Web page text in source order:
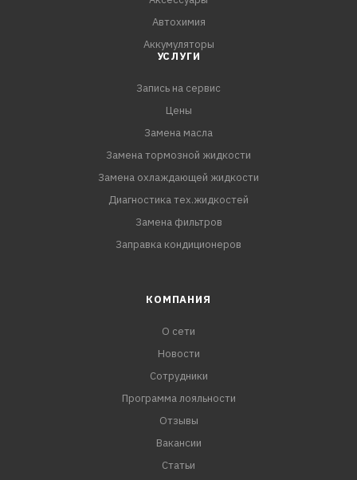
Автохимия
Аккумуляторы
УСЛУГИ
Запись на сервис
Цены
Замена масла
Замена тормозной жидкости
Замена охлаждающей жидкости
Диагностика тех.жидкостей
Замена фильтров
Заправка кондиционеров
КОМПАНИЯ
О сети
Новости
Сотрудники
Программа лояльности
Отзывы
Вакансии
Статьи